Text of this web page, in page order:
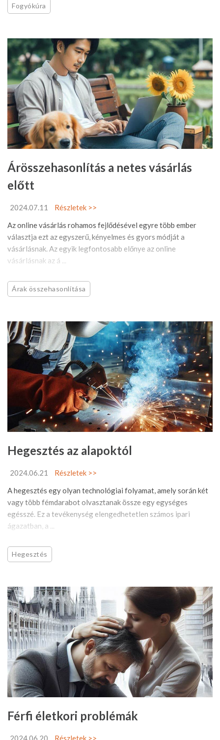
Fogyókúra
Árösszehasonlítás a netes vásárlás
előtt
2024.07.11
Részletek >>
Az online vásárlás rohamos fejlődésével egyre több ember
választja ezt az egyszerű, kényelmes és gyors módját a
vásárlásnak. Az egyik legfontosabb előnye az online
vásárlásnak az á ...
Árak összehasonlítása
Hegesztés az alapoktól
2024.06.21
Részletek >>
A hegesztés egy olyan technológiai folyamat, amely során két
vagy több fémdarabot olvasztanak össze egy egységes
egésszé. Ez a tevékenység elengedhetetlen számos ipari
ágazatban, a ...
Hegesztés
Férfi életkori problémák
2024.06.20 Részletek >>